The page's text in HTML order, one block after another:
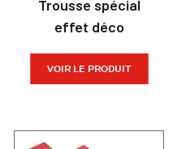
Trousse spécial
effet déco
VOIR LE PRODUIT